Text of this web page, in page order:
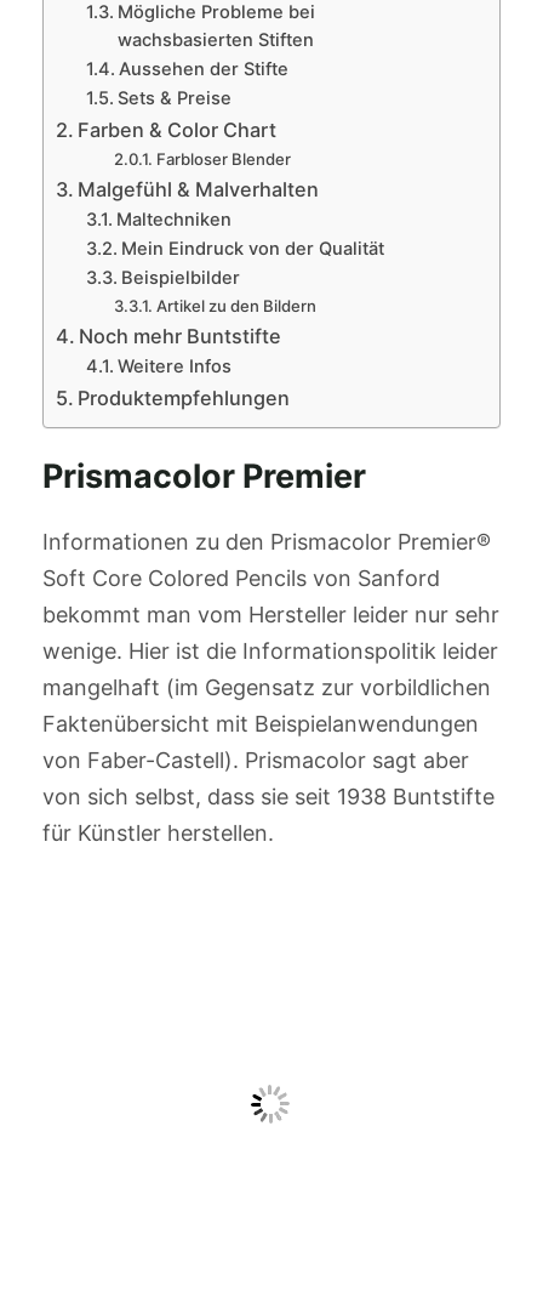
Mögliche Probleme bei
wachsbasierten Stiften
Aussehen der Stifte
Sets & Preise
Farben & Color Chart
Farbloser Blender
Malgefühl & Malverhalten
Maltechniken
Mein Eindruck von der Qualität
Beispielbilder
Artikel zu den Bildern
Noch mehr Buntstifte
Weitere Infos
Produktempfehlungen
Prismacolor Premier
Informationen zu den Prismacolor Premier®
Soft Core Colored Pencils von Sanford
bekommt man vom Hersteller leider nur sehr
wenige. Hier ist die Informationspolitik leider
mangelhaft (im Gegensatz zur vorbildlichen
Faktenübersicht mit Beispielanwendungen
von Faber-Castell). Prismacolor sagt aber
von sich selbst, dass sie seit 1938 Buntstifte
für Künstler herstellen.